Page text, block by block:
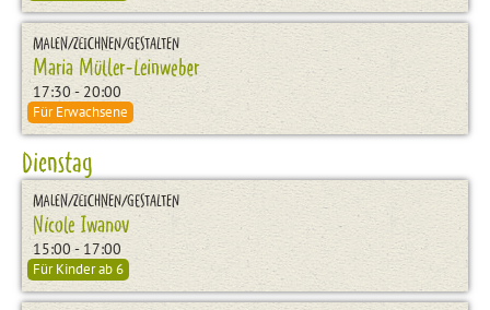
MALEN/ZEICHNEN/GESTALTEN
Maria Müller-Leinweber
17:30 - 20:00
Für Erwachsene
Dienstag
MALEN/ZEICHNEN/GESTALTEN
Nicole Iwanov
15:00 - 17:00
Für Kinder ab 6